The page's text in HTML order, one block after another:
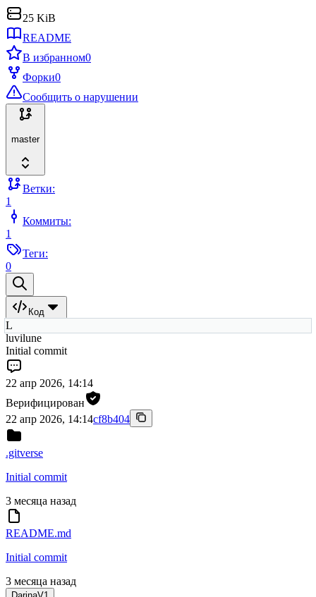
25 KiB
README
В избранном0
Форки0
Сообщить о нарушении
master
Ветки:
1
Коммиты:
1
Теги:
0
Код
L
luvilune
Initial commit
22 апр 2026, 14:14
Верифицирован
22 апр 2026, 14:14cf8b404
.gitverse
Initial commit
3 месяца назад
README.md
Initial commit
3 месяца назад